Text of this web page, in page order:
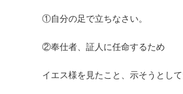
①自分の足で立ちなさい。
②奉仕者、証人に任命するため
イエス様を見たこと、示そうとし